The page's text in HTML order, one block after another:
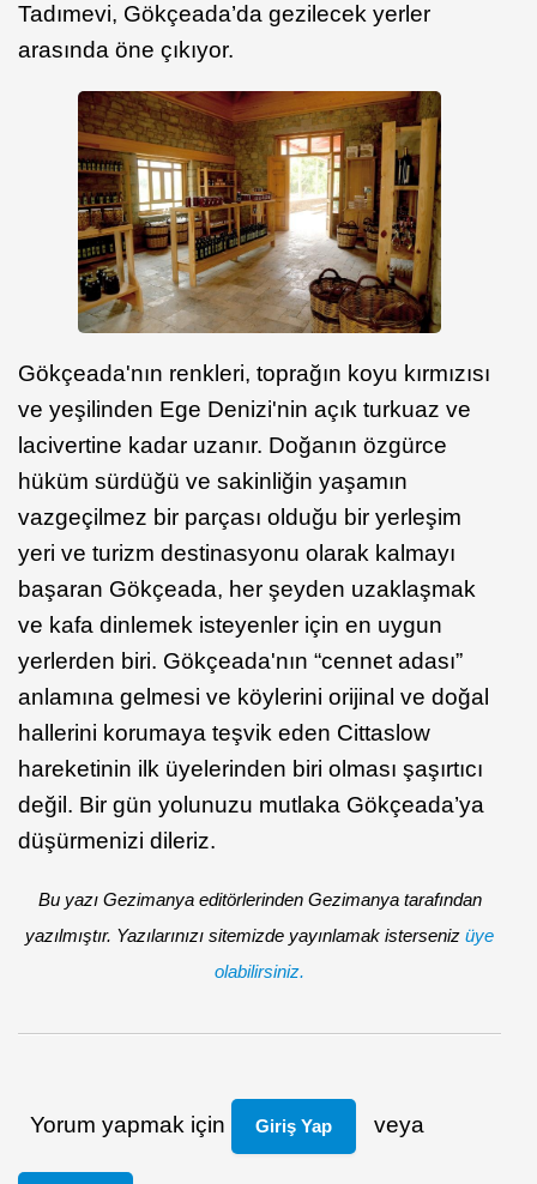
Tadımevi, Gökçeada’da gezilecek yerler
arasında öne çıkıyor.
Gökçeada'nın renkleri, toprağın koyu kırmızısı
ve yeşilinden Ege Denizi'nin açık turkuaz ve
lacivertine kadar uzanır. Doğanın özgürce
hüküm sürdüğü ve sakinliğin yaşamın
vazgeçilmez bir parçası olduğu bir yerleşim
yeri ve turizm destinasyonu olarak kalmayı
başaran Gökçeada, her şeyden uzaklaşmak
ve kafa dinlemek isteyenler için en uygun
yerlerden biri. Gökçeada'nın “cennet adası”
anlamına gelmesi ve köylerini orijinal ve doğal
hallerini korumaya teşvik eden Cittaslow
hareketinin ilk üyelerinden biri olması şaşırtıcı
değil. Bir gün yolunuzu mutlaka Gökçeada’ya
düşürmenizi dileriz.
Bu yazı Gezimanya editörlerinden Gezimanya tarafından
yazılmıştır. Yazılarınızı sitemizde yayınlamak isterseniz üye
olabilirsiniz.
Yorum yapmak için Giriş Yap veya